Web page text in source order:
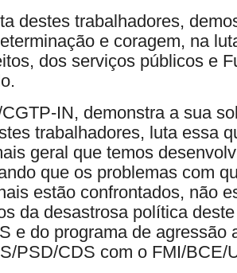
destes trabalhadores,
e coragem, na
dos serviços públicos e
IN, demonstra a sua
trabalhadores, luta essa
geral que temos
que os problemas com
estão confrontados, não
da desastrosa política
e do programa de agressão
PSD/CDS com o FMI/BCE/